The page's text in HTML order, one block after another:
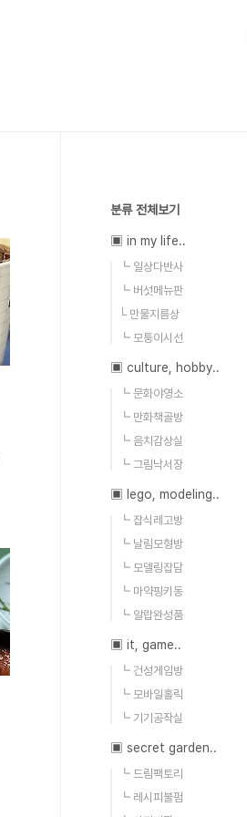
분류 전체보기
▣ in my life..
┗ 일상다반사
┗ 버섯메뉴판
└ 만물지름상
┗ 모퉁이시선
▣ culture, hobby..
┗ 문화야영소
┗ 만화책골방
┗ 음치감상실
┗ 그림낙서장
▣ lego, modeling..
┗ 잡식레고방
┗ 날림모형방
┗ 모델링잡담
┗ 마약핑키동
┗ 알랍완성품
▣ it, game..
┗ 건성게임방
┗ 모바일홀릭
┗ 기기공작실
▣ secret garden..
┗ 드림팩토리
┗ 레시피불펌